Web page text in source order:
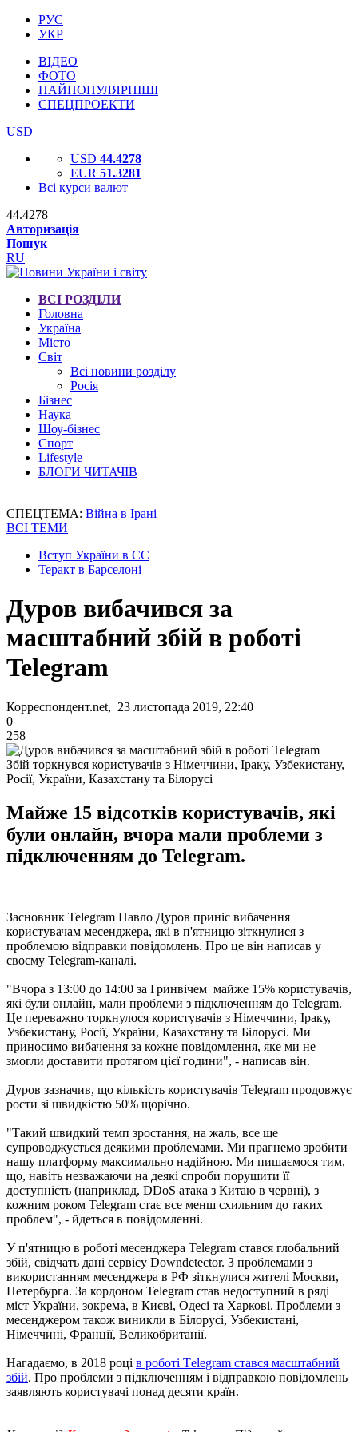
РУС
УКР
ВІДЕО
ФОТО
НАЙПОПУЛЯРНІШІ
СПЕЦПРОЕКТИ
USD
USD 44.4278
EUR 51.3281
Всі курси валют
44.4278
Авторизація
Пошук
RU
ВСІ РОЗДІЛИ
Головна
Україна
Місто
Світ
Всі новини розділу
Росія
Бізнес
Наука
Шоу-бізнес
Спорт
Lifestyle
БЛОГИ ЧИТАЧІВ
СПЕЦТЕМА: Війна в Ірані
ВСІ ТЕМИ
Вступ України в ЄС
Теракт в Барселоні
Дуров вибачився за
масштабний збій в роботі
Telegram
Корреспондент.net, 23 листопада 2019, 22:40
0
258
Збій торкнувся користувачів з Німеччини, Іраку, Узбекистану,
Росії, України, Казахстану та Білорусі
Майже 15 відсотків користувачів, які
були онлайн, вчора мали проблеми з
підключенням до Telegram.
Засновник Telegram Павло Дуров приніс вибачення
користувачам месенджера, які в п'ятницю зіткнулися з
проблемою відправки повідомлень. Про це він написав у
своєму Telegram-каналі.
"Вчора з 13:00 до 14:00 за Гринвічем майже 15% користувачів,
які були онлайн, мали проблеми з підключенням до Telegram.
Це переважно торкнулося користувачів з Німеччини, Іраку,
Узбекистану, Росії, України, Казахстану та Білорусі. Ми
приносимо вибачення за кожне повідомлення, яке ми не
змогли доставити протягом цієї години", - написав він.
Дуров зазначив, що кількість користувачів Telegram продовжує
рости зі швидкістю 50% щорічно.
"Такий швидкий темп зростання, на жаль, все ще
супроводжується деякими проблемами. Ми прагнемо зробити
нашу платформу максимально надійною. Ми пишаємося тим,
що, навіть незважаючи на деякі спроби порушити її
доступність (наприклад, DDoS атака з Китаю в червні), з
кожним роком Telegram стає все менш схильним до таких
проблем", - йдеться в повідомленні.
У п'ятницю в роботі месенджера Telegram стався глобальний
збій, свідчать дані сервісу Downdetector. З проблемами з
використанням месенджера в РФ зіткнулися жителі Москви,
Петербурга. За кордоном Telegram став недоступний в ряді
міст України, зокрема, в Києві, Одесі та Харкові. Проблеми з
месенджером також виникли в Білорусі, Узбекистані,
Німеччині, Франції, Великобританії.
Нагадаємо, в 2018 році в роботі Tеlegram стався масштабний
збій. Про проблеми з підключенням і відправкою повідомлень
заявляють користувачі понад десяти країн.